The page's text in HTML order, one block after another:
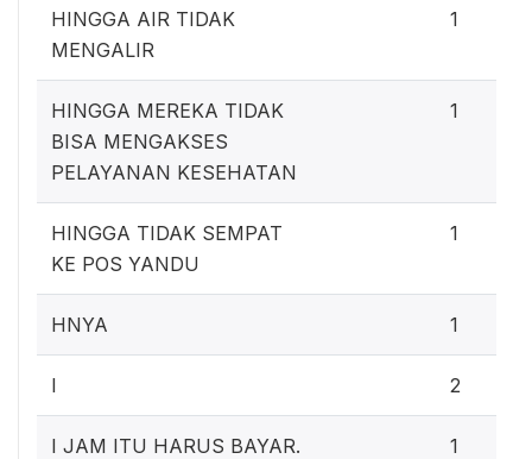
HINGGA AIR TIDAK
MENGALIR
1
HINGGA MEREKA TIDAK
BISA MENGAKSES
PELAYANAN KESEHATAN
1
HINGGA TIDAK SEMPAT
KE POS YANDU
1
HNYA 1
I 2
I JAM ITU HARUS BAYAR. 1